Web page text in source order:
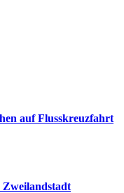
auf Flusskreuzfahrt